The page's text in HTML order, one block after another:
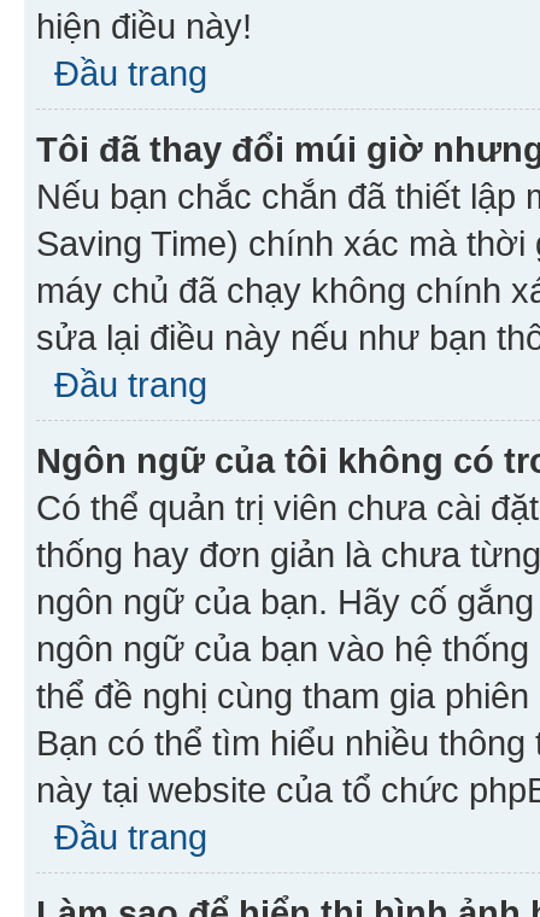
hiện điều này!
Đầu trang
Tôi đã thay đổi múi giờ
Nếu bạn chắc chắn đã thiết lập
Saving Time) chính xác mà
máy chủ đã chạy không chính
sửa lại điều này nếu như bạn
Đầu trang
Ngôn ngữ của tôi không có
Có thể quản trị viên chưa cài
thống hay đơn giản là chưa
ngôn ngữ của bạn. Hãy cố
ngôn ngữ của bạn vào hệ
thể đề nghị cùng tham gia
Bạn có thể tìm hiểu nhiều
này tại website của tổ chức
Đầu trang